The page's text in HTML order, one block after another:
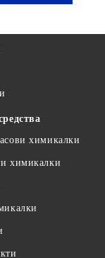
химикалки
химикалки